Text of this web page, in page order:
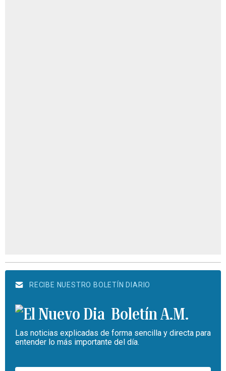
RECIBE NUESTRO BOLETÍN DIARIO
Boletín A.M.
Las noticias explicadas de forma sencilla y directa para
entender lo más importante del día.